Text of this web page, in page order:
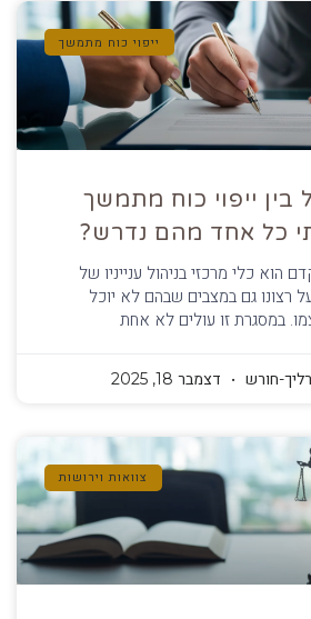
ייפוי כוח מתמשך
ייפוי כוח מתמשך
כל אחד מהם נדרש?
הוא כלי מרכזי בניהול ענייניו של
רצונו גם במצבים שבהם לא יוכל
במסגרת זו עולים לא אחת
חורש דצמבר 18, 2025
צוואות וירושות